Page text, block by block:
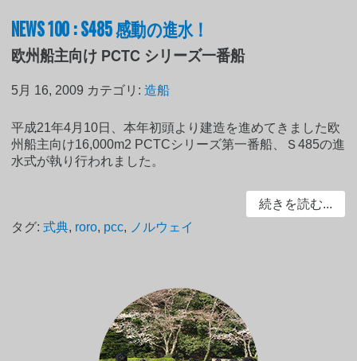
NEWS 100 : S485 感動の進水！
欧州船主向け PCTC シリーズ一番船
5月 16, 2009 カテゴリ:造船
平成21年4月10日、本年初頭より建造を進めてきました欧
州船主向け16,000m2 PCTCシリーズ第一番船、Ｓ485の進
水式が執り行われました。
続きを読む...
タグ:式典, roro, pcc, ノルウェイ